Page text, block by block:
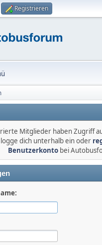
Registrieren
Mitglieder haben Zugriff
dich unterhalb ein oder
Benutzerkontobei